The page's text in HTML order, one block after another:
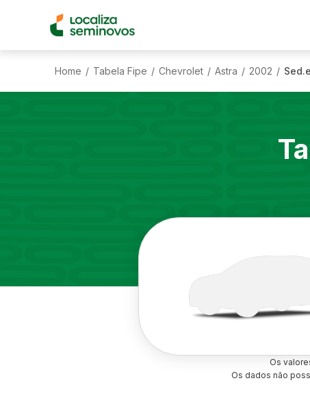
Home / Tabela Fipe / Chevrolet / Astra / 2002 /
Os
Os dados não